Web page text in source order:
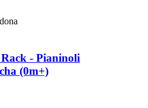
dona
- Pianinoli
(0m+)